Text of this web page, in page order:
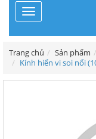
Toggle
navigation
Trang chủ Sản phẩm
Kính hiển vi soi nổi